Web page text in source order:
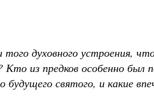
духовного устроения,
Кто из предков особенно был
будущего святого, и какие